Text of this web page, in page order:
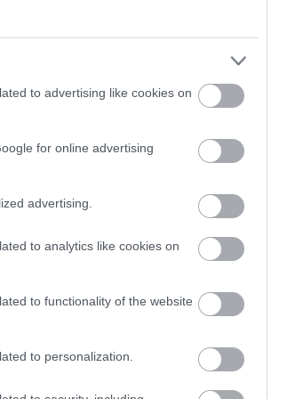
to advertising like cookies on
for online advertising
advertising.
to analytics like cookies on
to functionality of the website
to personalization.
φαινόμενο, ούτε τρομακτικό
του σεξ συμβαίνει ατομικά,
να φρικάρουμε και αυτό να μας
είναι καλό να ξέρεις πώς να
ακόμα πιο άβολα με την λάθος
που μια στύση χάνεται. Αν ήταν
Οι παρακάτω λύσεις έχουν σκοπό να
ότι δεν θα κάνεις σεξ εκείνο το